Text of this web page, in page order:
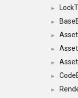
►
►
►
►
►
►
►